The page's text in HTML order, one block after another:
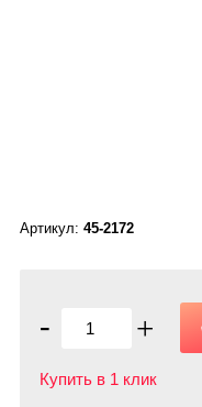
Артикул: 45-2172
- +
Купить в 1 клик